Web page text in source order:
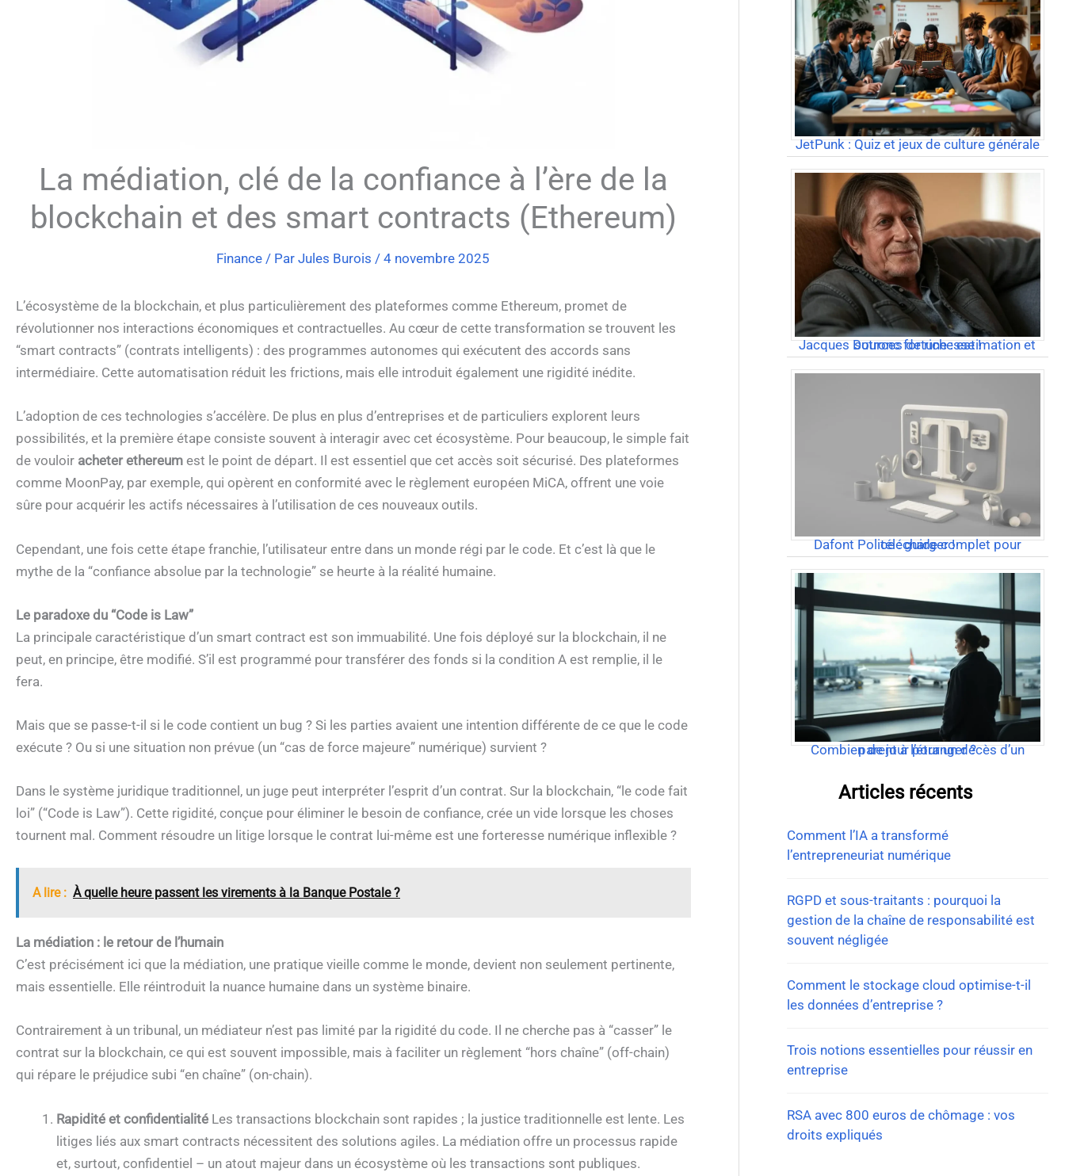
La médiation, clé de la confiance à l’ère de la
blockchain et des smart contracts (Ethereum)
Finance / ParJules Burois/4 novembre 2025
L’écosystème de la blockchain, et plus particulièrement des plateformes comme Ethereum, promet de
révolutionner nos interactions économiques et contractuelles. Au cœur de cette transformation se trouvent les
“smart contracts” (contrats intelligents) : des programmes autonomes qui exécutent des accords sans
intermédiaire. Cette automatisation réduit les frictions, mais elle introduit également une rigidité inédite.
L’adoption de ces technologies s’accélère. De plus en plus d’entreprises et de particuliers explorent leurs
possibilités, et la première étape consiste souvent à interagir avec cet écosystème. Pour beaucoup, le simple fait
de vouloir acheter ethereum est le point de départ. Il est essentiel que cet accès soit sécurisé. Des plateformes
comme MoonPay, par exemple, qui opèrent en conformité avec le règlement européen MiCA, offrent une voie
sûre pour acquérir les actifs nécessaires à l’utilisation de ces nouveaux outils.
Cependant, une fois cette étape franchie, l’utilisateur entre dans un monde régi par le code. Et c’est là que le
mythe de la “confiance absolue par la technologie” se heurte à la réalité humaine.
Le paradoxe du “Code is Law”
La principale caractéristique d’un smart contract est son immuabilité. Une fois déployé sur la blockchain, il ne
peut, en principe, être modifié. S’il est programmé pour transférer des fonds si la condition A est remplie, il le
fera.
Mais que se passe-t-il si le code contient un bug ? Si les parties avaient une intention différente de ce que le code
exécute ? Ou si une situation non prévue (un “cas de force majeure” numérique) survient ?
Dans le système juridique traditionnel, un juge peut interpréter l’esprit d’un contrat. Sur la blockchain, “le code fait
loi” (“Code is Law”). Cette rigidité, conçue pour éliminer le besoin de confiance, crée un vide lorsque les choses
tournent mal. Comment résoudre un litige lorsque le contrat lui-même est une forteresse numérique inflexible ?
A lire : À quelle heure passent les virements à la Banque Postale ?
La médiation : le retour de l’humain
C’est précisément ici que la médiation, une pratique vieille comme le monde, devient non seulement pertinente,
mais essentielle. Elle réintroduit la nuance humaine dans un système binaire.
Contrairement à un tribunal, un médiateur n’est pas limité par la rigidité du code. Il ne cherche pas à “casser” le
contrat sur la blockchain, ce qui est souvent impossible, mais à faciliter un règlement “hors chaîne” (off-chain)
qui répare le préjudice subi “en chaîne” (on-chain).
Rapidité et confidentialité Les transactions blockchain sont rapides ; la justice traditionnelle est lente. Les
litiges liés aux smart contracts nécessitent des solutions agiles. La médiation offre un processus rapide
et, surtout, confidentiel – un atout majeur dans un écosystème où les transactions sont publiques.
JetPunk : Quiz et jeux de culture générale
Jacques Dutronc fortune : estimation et sources de richesse !
Dafont Police : guide complet pour télécharger !
Combien de jour pour un décès d’un parent à l’étranger ?
Articles récents
Comment l’IA a transformé
l’entrepreneuriat numérique
RGPD et sous-traitants : pourquoi la
gestion de la chaîne de responsabilité est
souvent négligée
Comment le stockage cloud optimise-t-il
les données d’entreprise ?
Trois notions essentielles pour réussir en
entreprise
RSA avec 800 euros de chômage : vos
droits expliqués